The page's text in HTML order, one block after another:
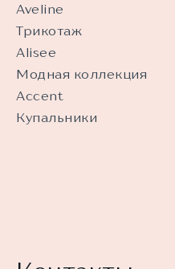
Aveline
Трикотаж
Alisee
Модная коллекция
Accent
Купальники